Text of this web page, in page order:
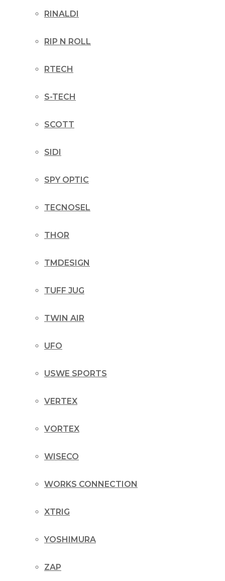
RINALDI
RIP N ROLL
RTECH
S-TECH
SCOTT
SIDI
SPY OPTIC
TECNOSEL
THOR
TMDESIGN
TUFF JUG
TWIN AIR
UFO
USWE SPORTS
VERTEX
VORTEX
WISECO
WORKS CONNECTION
XTRIG
YOSHIMURA
ZAP